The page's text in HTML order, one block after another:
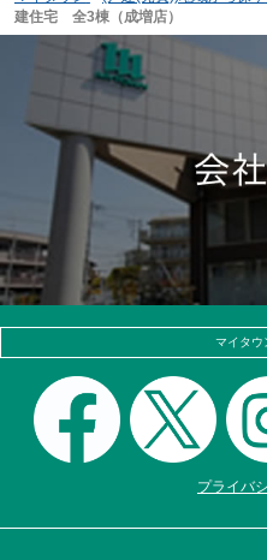
建住宅 全3棟（成増店）
マイタウ
プライバ